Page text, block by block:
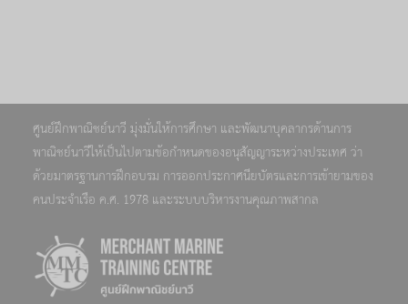
ศูนย์ฝึกพาณิชย์นาวี มุ่งมั่นให้การศึกษา และพัฒนาบุคลากรด้านการ
พาณิชย์นาวีให้เป็นไปตามข้อกำหนดของอนุสัญญาระหว่างประเทศ ว่า
ด้วยมาตรฐานการฝึกอบรม การออกประกาศนียบัตรและการเข้ายามของ
คนประจำเรือ ค.ศ. 1978 และระบบบริหารงานคุณภาพสากล